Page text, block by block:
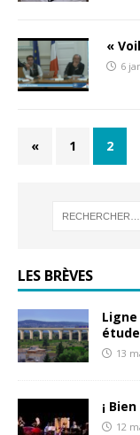
«
6
« 1 2
LES BRÈVES
13
¡
12